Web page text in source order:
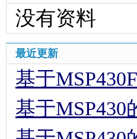
没有资料
最近更新
基于
基于